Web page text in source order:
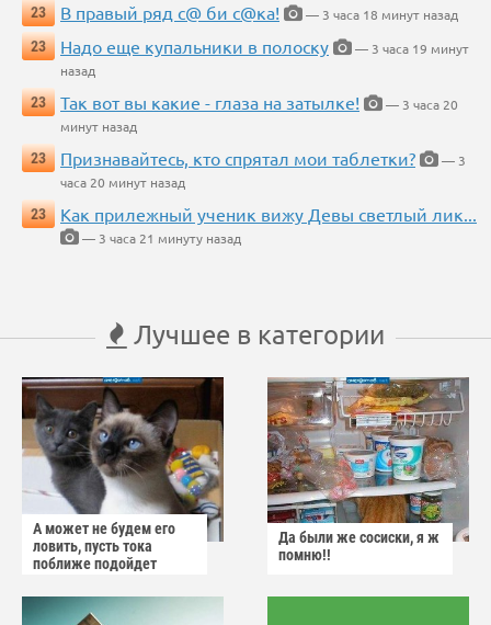
23
В правый ряд с@ би с@ка!
— 3 часа 18 минут назад
23
Надо еще купальники в полоску
— 3 часа 19 минут
назад
23
Так вот вы какие - глаза на затылке!
— 3 часа 20
минут назад
23
Признавайтесь, кто спрятал мои таблетки?
— 3
часа 20 минут назад
23
Как прилежный ученик вижу Девы светлый лик...
— 3 часа 21 минуту назад
Лучшее в категории
А может не будем его
ловить, пусть тока
поближе подойдет
Да были же сосиски, я ж
помню!!